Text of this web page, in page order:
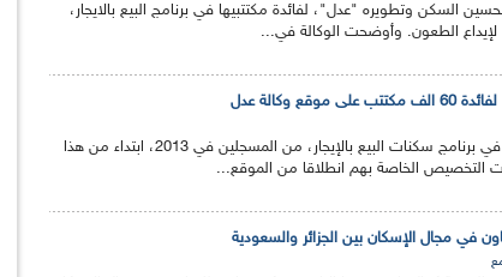
السكن وتطويره "عدل"، لفائدة مكتتبيها في برنامج البيع بالايجار،
الطعون. وأوضحت الوكالة في...
وكالة عدل
سيتمكن 60 الف مكتتب في برنامج سكنات البيع بالإيجار، من المسجلين في 2013، ابتداء من هذا
التخصيص الخاصة بهم انطلاقا من الموقع...
في مجال الإسكان بين الجزائر والسعودية